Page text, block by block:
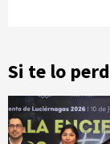
Si te lo